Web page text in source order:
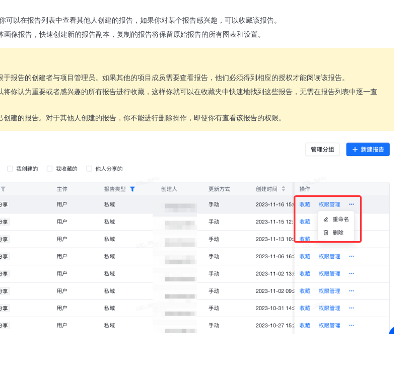
可以在报告列表中查看其他人创建的报告，如果你对某个报告感兴趣，可以收藏该报告。
像报告，快速创建新的报告副本，复制的报告将保留原始报告的所有图表和设置。
于报告的创建者与项目管理员。如果其他的项目成员需要查看报告，他们必须得到相应的授权才能阅读该报告。
将你认为重要或者感兴趣的所有报告进行收藏，这样你就可以在收藏夹中快速地找到这些报告，无需在报告列表中逐一查
创建的报告。对于其他人创建的报告，你不能进行删除操作，即使你有查看该报告的权限。